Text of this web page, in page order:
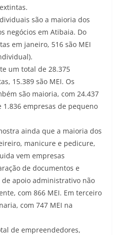
são a maioria dos
negócios em Atibaia. Do
em janeiro, 516 são MEI
um total de 28.375
15.389 são MEI. Os
são maioria, com 24.437
1.836 empresas de pequeno
ainda que a maioria dos
manicure e pedicure,
vem empresas
de documentos e
de apoio administrativo não
com 866 MEI. Em terceiro
com 747 MEI na
de empreendedores,